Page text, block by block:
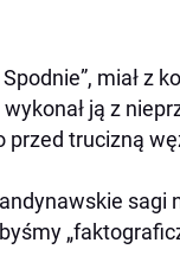
miał z
ją z
przed trucizną
sagi